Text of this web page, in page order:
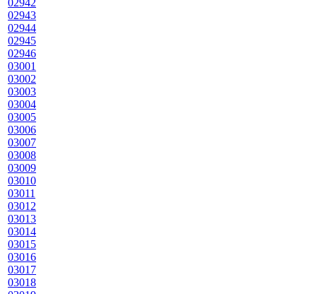
02942
02943
02944
02945
02946
03001
03002
03003
03004
03005
03006
03007
03008
03009
03010
03011
03012
03013
03014
03015
03016
03017
03018